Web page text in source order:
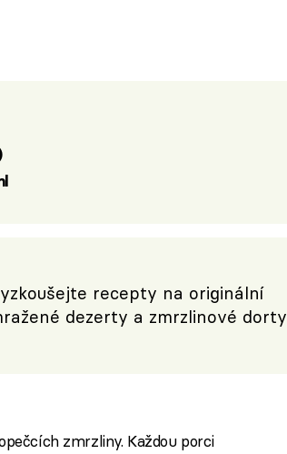
recepty na originální
dezerty a zmrzlinové dorty
zmrzliny. Každou porci